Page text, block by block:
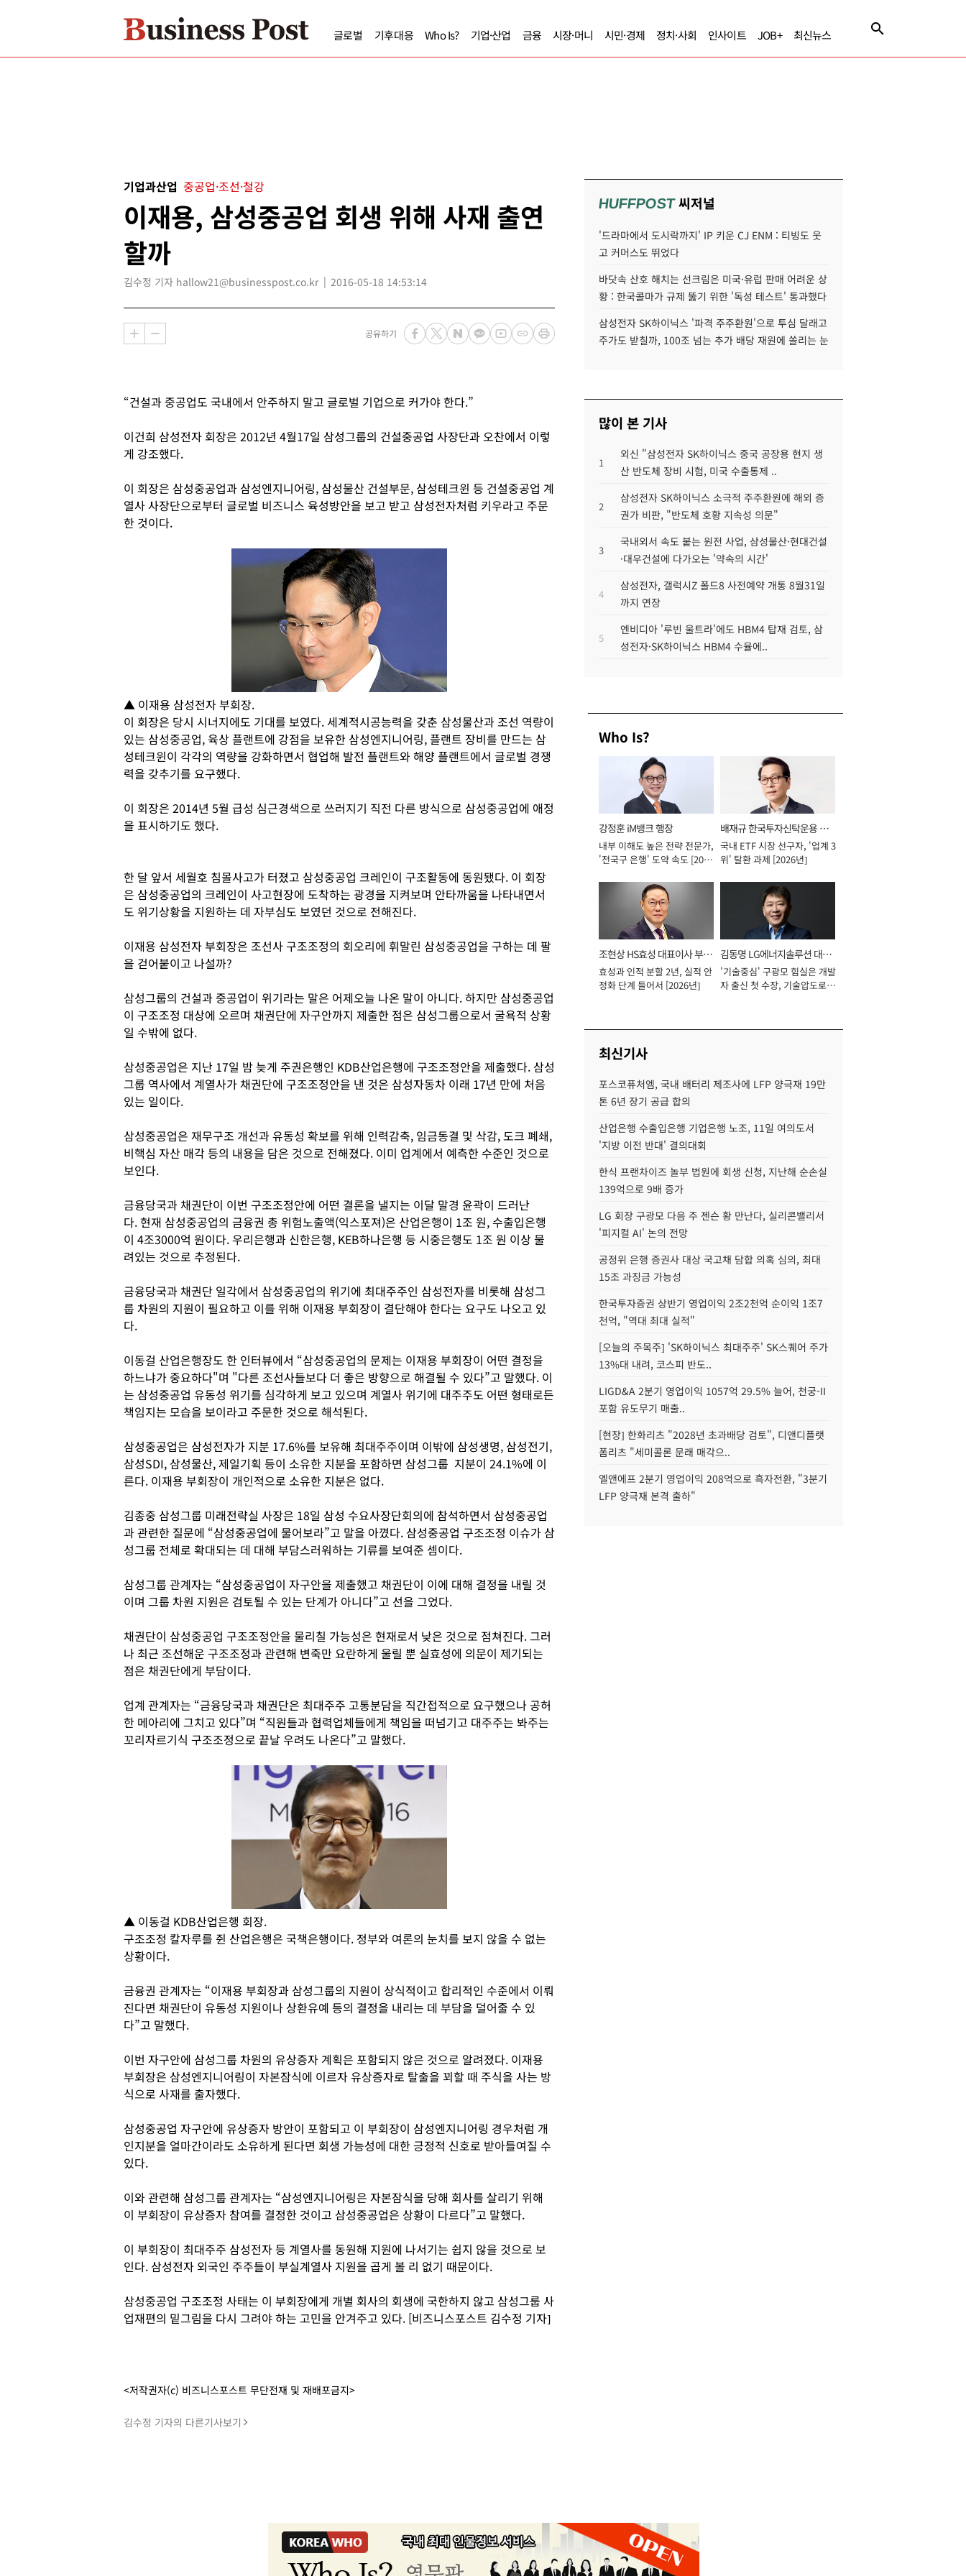
글로벌 기후대응 Who Is? 기업·산업 금융 시장·머니 시민·경제 정치·사회 인사이트 JOB+ 최신뉴스
기업과산업 중공업·조선·철강
이재용, 삼성중공업 회생 위해 사재 출연
할까
김수정 기자 hallow21@businesspost.co.kr 2016-05-18 14:53:14
공유하기
“건설과 중공업도 국내에서 안주하지 말고 글로벌 기업으로 커가야 한다.”
이건희 삼성전자 회장은 2012년 4월17일 삼성그룹의 건설중공업 사장단과 오찬에서 이렇
게 강조했다.
이 회장은 삼성중공업과 삼성엔지니어링, 삼성물산 건설부문, 삼성테크윈 등 건설중공업 계
열사 사장단으로부터 글로벌 비즈니스 육성방안을 보고 받고 삼성전자처럼 키우라고 주문
한 것이다.
▲ 이재용 삼성전자 부회장.
이 회장은 당시 시너지에도 기대를 보였다. 세계적시공능력을 갖춘 삼성물산과 조선 역량이
있는 삼성중공업, 육상 플랜트에 강점을 보유한 삼성엔지니어링, 플랜트 장비를 만드는 삼
성테크윈이 각각의 역량을 강화하면서 협업해 발전 플랜트와 해양 플랜트에서 글로벌 경쟁
력을 갖추기를 요구했다.
이 회장은 2014년 5월 급성 심근경색으로 쓰러지기 직전 다른 방식으로 삼성중공업에 애정
을 표시하기도 했다.
한 달 앞서 세월호 침몰사고가 터졌고 삼성중공업 크레인이 구조활동에 동원됐다. 이 회장
은 삼성중공업의 크레인이 사고현장에 도착하는 광경을 지켜보며 안타까움을 나타내면서
도 위기상황을 지원하는 데 자부심도 보였던 것으로 전해진다.
이재용 삼성전자 부회장은 조선사 구조조정의 회오리에 휘말린 삼성중공업을 구하는 데 팔
을 걷어붙이고 나설까?
삼성그룹의 건설과 중공업이 위기라는 말은 어제오늘 나온 말이 아니다. 하지만 삼성중공업
이 구조조정 대상에 오르며 채권단에 자구안까지 제출한 점은 삼성그룹으로서 굴욕적 상황
일 수밖에 없다.
삼성중공업은 지난 17일 밤 늦게 주권은행인 KDB산업은행에 구조조정안을 제출했다. 삼성
그룹 역사에서 계열사가 채권단에 구조조정안을 낸 것은 삼성자동차 이래 17년 만에 처음
있는 일이다.
삼성중공업은 재무구조 개선과 유동성 확보를 위해 인력감축, 임금동결 및 삭감, 도크 폐쇄,
비핵심 자산 매각 등의 내용을 담은 것으로 전해졌다. 이미 업계에서 예측한 수준인 것으로
보인다.
금융당국과 채권단이 이번 구조조정안에 어떤 결론을 낼지는 이달 말경 윤곽이 드러난
다. 현재 삼성중공업의 금융권 총 위험노출액(익스포져)은 산업은행이 1조 원, 수출입은행
이 4조3000억 원이다. 우리은행과 신한은행, KEB하나은행 등 시중은행도 1조 원 이상 물
려있는 것으로 추정된다.
금융당국과 채권단 일각에서 삼성중공업의 위기에 최대주주인 삼성전자를 비롯해 삼성그
룹 차원의 지원이 필요하고 이를 위해 이재용 부회장이 결단해야 한다는 요구도 나오고 있
다.
이동걸 산업은행장도 한 인터뷰에서 “삼성중공업의 문제는 이재용 부회장이 어떤 결정을
하느냐가 중요하다"며 "다른 조선사들보다 더 좋은 방향으로 해결될 수 있다”고 말했다. 이
는 삼성중공업 유동성 위기를 심각하게 보고 있으며 계열사 위기에 대주주도 어떤 형태로든
책임지는 모습을 보이라고 주문한 것으로 해석된다.
삼성중공업은 삼성전자가 지분 17.6%를 보유해 최대주주이며 이밖에 삼성생명, 삼성전기,
삼성SDI, 삼성물산, 제일기획 등이 소유한 지분을 포함하면 삼성그룹 지분이 24.1%에 이
른다. 이재용 부회장이 개인적으로 소유한 지분은 없다.
김종중 삼성그룹 미래전략실 사장은 18일 삼성 수요사장단회의에 참석하면서 삼성중공업
과 관련한 질문에 “삼성중공업에 물어보라”고 말을 아꼈다. 삼성중공업 구조조정 이슈가 삼
성그룹 전체로 확대되는 데 대해 부담스러워하는 기류를 보여준 셈이다.
삼성그룹 관계자는 “삼성중공업이 자구안을 제출했고 채권단이 이에 대해 결정을 내릴 것
이며 그룹 차원 지원은 검토될 수 있는 단계가 아니다”고 선을 그었다.
채권단이 삼성중공업 구조조정안을 물리칠 가능성은 현재로서 낮은 것으로 점쳐진다. 그러
나 최근 조선해운 구조조정과 관련해 변죽만 요란하게 울릴 뿐 실효성에 의문이 제기되는
점은 채권단에게 부담이다.
업계 관계자는 “금융당국과 채권단은 최대주주 고통분담을 직간접적으로 요구했으나 공허
한 메아리에 그치고 있다”며 “직원들과 협력업체들에게 책임을 떠넘기고 대주주는 봐주는
꼬리자르기식 구조조정으로 끝날 우려도 나온다”고 말했다.
▲ 이동걸 KDB산업은행 회장.
구조조정 칼자루를 쥔 산업은행은 국책은행이다. 정부와 여론의 눈치를 보지 않을 수 없는
상황이다.
금융권 관계자는 “이재용 부회장과 삼성그룹의 지원이 상식적이고 합리적인 수준에서 이뤄
진다면 채권단이 유동성 지원이나 상환유예 등의 결정을 내리는 데 부담을 덜어줄 수 있
다”고 말했다.
이번 자구안에 삼성그룹 차원의 유상증자 계획은 포함되지 않은 것으로 알려졌다. 이재용
부회장은 삼성엔지니어링이 자본잠식에 이르자 유상증자로 탈출을 꾀할 때 주식을 사는 방
식으로 사재를 출자했다.
삼성중공업 자구안에 유상증자 방안이 포함되고 이 부회장이 삼성엔지니어링 경우처럼 개
인지분을 얼마간이라도 소유하게 된다면 회생 가능성에 대한 긍정적 신호로 받아들여질 수
있다.
이와 관련해 삼성그룹 관계자는 “삼성엔지니어링은 자본잠식을 당해 회사를 살리기 위해
이 부회장이 유상증자 참여를 결정한 것이고 삼성중공업은 상황이 다르다”고 말했다.
이 부회장이 최대주주 삼성전자 등 계열사를 동원해 지원에 나서기는 쉽지 않을 것으로 보
인다. 삼성전자 외국인 주주들이 부실계열사 지원을 곱게 볼 리 없기 때문이다.
삼성중공업 구조조정 사태는 이 부회장에게 개별 회사의 회생에 국한하지 않고 삼성그룹 사
업재편의 밑그림을 다시 그려야 하는 고민을 안겨주고 있다. [비즈니스포스트 김수정 기자]
<저작권자(c) 비즈니스포스트 무단전재 및 재배포금지>
김수정 기자의 다른기사보기
HUFFPOST씨저널
'드라마에서 도시락까지' IP 키운 CJ ENM : 티빙도 웃
고 커머스도 뛰었다
바닷속 산호 해치는 선크림은 미국·유럽 판매 어려운 상
황 : 한국콜마가 규제 뚫기 위한 '독성 테스트' 통과했다
삼성전자 SK하이닉스 '파격 주주환원'으로 투심 달래고
주가도 받칠까, 100조 넘는 추가 배당 재원에 쏠리는 눈
많이 본 기사
1
외신 "삼성전자 SK하이닉스 중국 공장용 현지 생
산 반도체 장비 시험, 미국 수출통제 ..
2
삼성전자 SK하이닉스 소극적 주주환원에 해외 증
권가 비판, "반도체 호황 지속성 의문"
3
국내외서 속도 붙는 원전 사업, 삼성물산·현대건설
·대우건설에 다가오는 '약속의 시간'
4
삼성전자, 갤럭시Z 폴드8 사전예약 개통 8월31일
까지 연장
5
엔비디아 '루빈 울트라'에도 HBM4 탑재 검토, 삼
성전자·SK하이닉스 HBM4 수율에..
Who Is?
강정훈 iM뱅크 행장
내부 이해도 높은 전략 전문가,
'전국구 은행' 도약 속도 [2026
배재규 한국투자신탁운용 대
표이사 사장
국내 ETF 시장 선구자, '업계 3
위' 탈환 과제 [2026년]
조현상 HS효성 대표이사 부회
장
효성과 인적 분할 2년, 실적 안
정화 단계 들어서 [2026년]
김동명 LG에너지솔루션 대표
이사 사장
'기술중심' 구광모 힘실은 개발
자 출신 첫 수장, 기술압도로
최신기사
포스코퓨처엠, 국내 배터리 제조사에 LFP 양극재 19만
톤 6년 장기 공급 합의
산업은행 수출입은행 기업은행 노조, 11일 여의도서
'지방 이전 반대' 결의대회
한식 프랜차이즈 놀부 법원에 회생 신청, 지난해 순손실
139억으로 9배 증가
LG 회장 구광모 다음 주 젠슨 황 만난다, 실리콘밸리서
'피지컬 AI' 논의 전망
공정위 은행 증권사 대상 국고채 담합 의혹 심의, 최대
15조 과징금 가능성
한국투자증권 상반기 영업이익 2조2천억 순이익 1조7
천억, "역대 최대 실적"
[오늘의 주목주] 'SK하이닉스 최대주주' SK스퀘어 주가
13%대 내려, 코스피 반도..
LIGD&A 2분기 영업이익 1057억 29.5% 늘어, 천궁-II
포함 유도무기 매출..
[현장] 한화리츠 "2028년 초과배당 검토", 디앤디플랫
폼리츠 "세미콜론 문래 매각으..
엘앤에프 2분기 영업이익 208억으로 흑자전환, "3분기
LFP 양극재 본격 출하"